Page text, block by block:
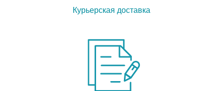
Курьерская доставка